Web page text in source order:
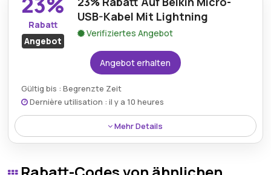
Rabatt
Angebot
USB-Kabel Mit Lightning
Verifiziertes Angebot
Angebot erhalten
Gültig bis : Begrenzte Zeit
Dernière utilisation : il y a 10 heures
Mehr Details
Das Belkin Micro-USB-Kabel mit Lightning-Anschluss
erhältlich.